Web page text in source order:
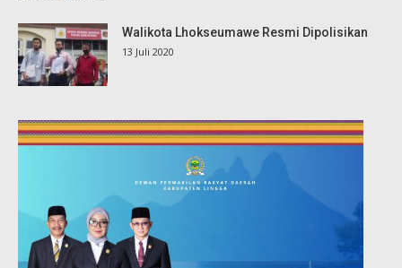
Walikota Lhokseumawe Resmi Dipolisikan
13 Juli 2020